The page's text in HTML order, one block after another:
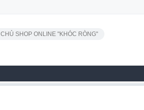
CHỦ SHOP ONLINE "KHÓC RÒNG"